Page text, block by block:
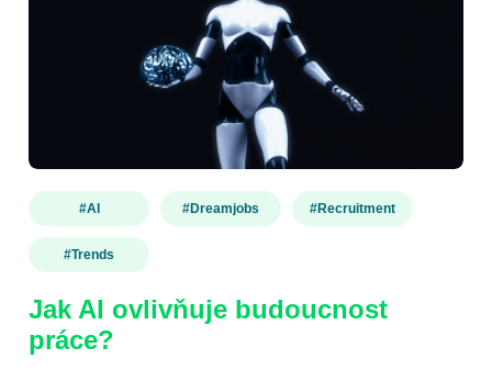
#AI #dreamjobs #recruitment
#trends
Jak AI ovlivňuje budoucnost
práce?